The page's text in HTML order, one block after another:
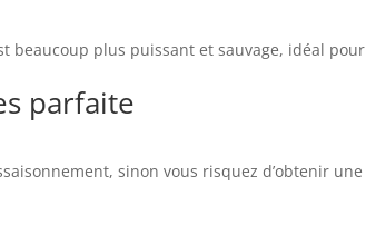
beaucoup plus puissant et sauvage, idéal pour
parfaite
sinon vous risquez d’obtenir une